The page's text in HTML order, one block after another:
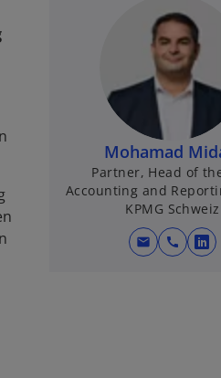
Mohamad
Partner, Head of
Accounting and
KPMG Schweiz
mail call
w